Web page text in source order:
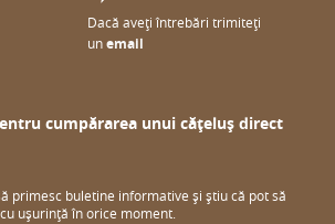
Dacă aveți întrebări trimiteți
unemail
cumpărarea unui cățeluș direct
primesc buletine informative și știu că pot să
ușurință în orice moment.